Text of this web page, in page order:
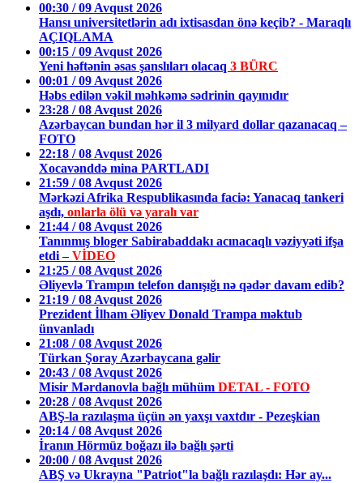
00:30 / 09 Avqust 2026
Hansı universitetlərin adı ixtisasdan önə keçib? - Maraqlı
AÇIQLAMA
00:15 / 09 Avqust 2026
Yeni həftənin əsas şanslıları olacaq 3 BÜRC
00:01 / 09 Avqust 2026
Həbs edilən vəkil məhkəmə sədrinin qayınıdır
23:28 / 08 Avqust 2026
Azərbaycan bundan hər il 3 milyard dollar qazanacaq –
FOTO
22:18 / 08 Avqust 2026
Xocavənddə mina PARTLADI
21:59 / 08 Avqust 2026
Mərkəzi Afrika Respublikasında faciə: Yanacaq tankeri
aşdı, onlarla ölü və yaralı var
21:44 / 08 Avqust 2026
Tanınmış bloger Sabirabaddakı acınacaqlı vəziyyəti ifşa
etdi –VİDEO
21:25 / 08 Avqust 2026
Əliyevlə Trampın telefon danışığı nə qədər davam edib?
21:19 / 08 Avqust 2026
Prezident İlham Əliyev Donald Trampa məktub
ünvanladı
21:08 / 08 Avqust 2026
Türkan Şoray Azərbaycana gəlir
20:43 / 08 Avqust 2026
Misir Mərdanovla bağlı mühüm DETAL - FOTO
20:28 / 08 Avqust 2026
ABŞ-la razılaşma üçün ən yaxşı vaxtdır - Pezeşkian
20:14 / 08 Avqust 2026
İranın Hörmüz boğazı ilə bağlı şərti
20:00 / 08 Avqust 2026
ABŞ və Ukrayna "Patriot"la bağlı razılaşdı: Hər ay...